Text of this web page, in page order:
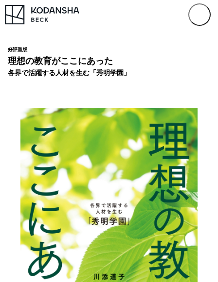
好評重版
理想の教育がここにあった
各界で活躍する人材を生む「秀明学園」